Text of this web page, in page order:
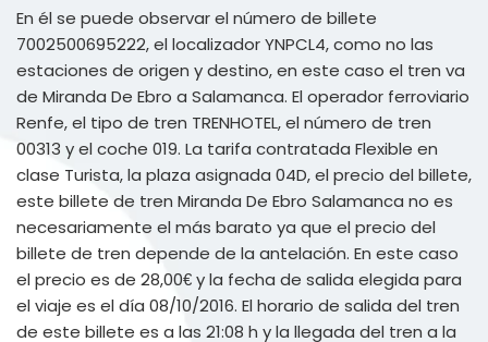
En él se puede observar el número de billete
7002500695222, el localizador YNPCL4, como no las
estaciones de origen y destino, en este caso el tren va
de Miranda De Ebro a Salamanca. El operador ferroviario
Renfe, el tipo de tren TRENHOTEL, el número de tren
00313 y el coche 019. La tarifa contratada Flexible en
clase Turista, la plaza asignada 04D, el precio del billete,
este billete de tren Miranda De Ebro Salamanca no es
necesariamente el más barato ya que el precio del
billete de tren depende de la antelación. En este caso
el precio es de 28,00€ y la fecha de salida elegida para
el viaje es el día 08/10/2016. El horario de salida del tren
de este billete es a las 21:08 h y la llegada del tren a la